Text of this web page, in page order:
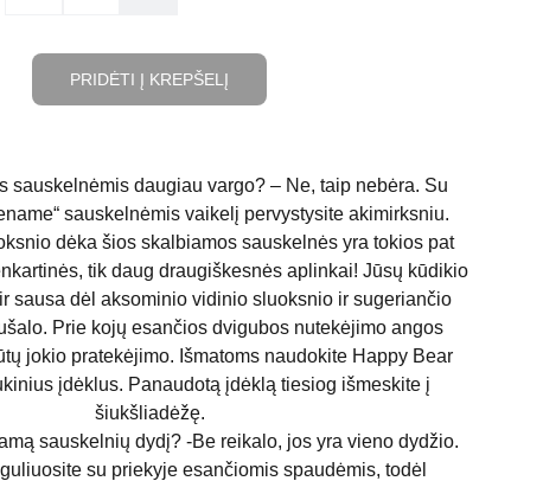
PRIDĖTI Į KREPŠELĮ
sauskelnėmis daugiau vargo? – Ne, taip nebėra. Su
sauskelnėmis vaikelį pervystysite akimirksniu.
dėka šios skalbiamos sauskelnės yra tokios pat
tik daug draugiškesnės aplinkai! Jūsų kūdikio
sausa dėl aksominio vidinio sluoksnio ir sugeriančio
Prie kojų esančios dvigubos nutekėjimo angos
jokio pratekėjimo. Išmatoms naudokite Happy Bear
įdėklus. Panaudotą įdėklą tiesiog išmeskite į
šiukšliadėžę.
sauskelnių dydį? -Be reikalo, jos yra vieno dydžio.
su priekyje esančiomis spaudėmis, todėl